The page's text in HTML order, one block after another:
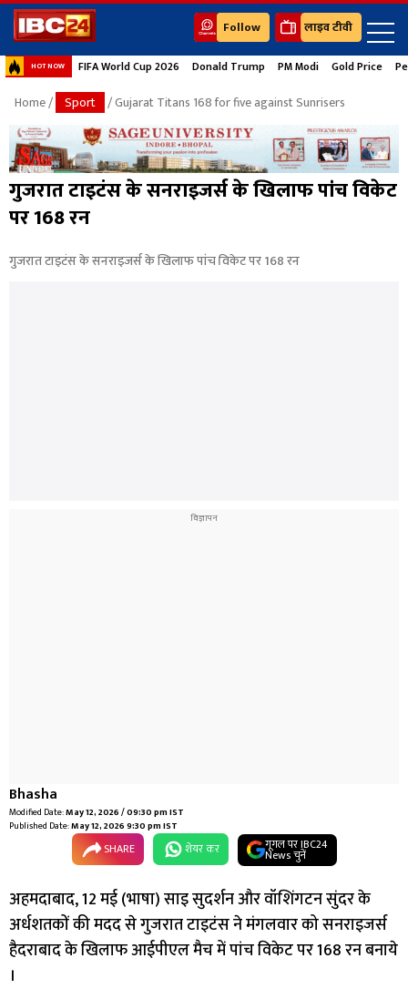
Follow लाइव टीवी
HOT NOW FIFA World Cup 2026 Donald Trump PM Modi Gold Price
Home/ Sport / Gujarat Titans 168 for five against Sunrisers
गुजरात टाइटंस के सनराइजर्स के खिलाफ पांच विकेट
पर 168 रन
गुजरात टाइटंस के सनराइजर्स के खिलाफ पांच विकेट पर 168 रन
Bhasha
Modified Date:May 12, 2026 / 09:30 pm IST
Published Date:May 12, 2026 9:30 pm IST
SHARE शेयर कर गूगल पर IBC24
News चुनें
अहमदाबाद, 12 मई (भाषा) साइ सुदर्शन और वॉशिंगटन सुंदर के
अर्धशतकों की मदद से गुजरात टाइटंस ने मंगलवार को सनराइजर्स
हैदराबाद के खिलाफ आईपीएल मैच में पांच विकेट पर 168 रन बनाये
।